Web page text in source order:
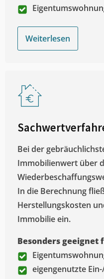
Weiterlesen
Bei der
Immobilienwert über
In die Berechnung
Herstellungskosten
Immobilie ein.
Besonders geeignet
eigengenutzte